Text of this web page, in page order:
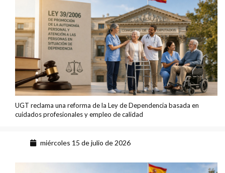
UGT reclama una reforma de la Ley de Dependencia basada en
cuidados profesionales y empleo de calidad
miércoles 15 de julio de 2026